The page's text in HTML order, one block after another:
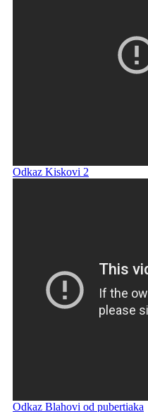
Odkaz Kiskovi 2
Odkaz Blahovi od pubertiaka